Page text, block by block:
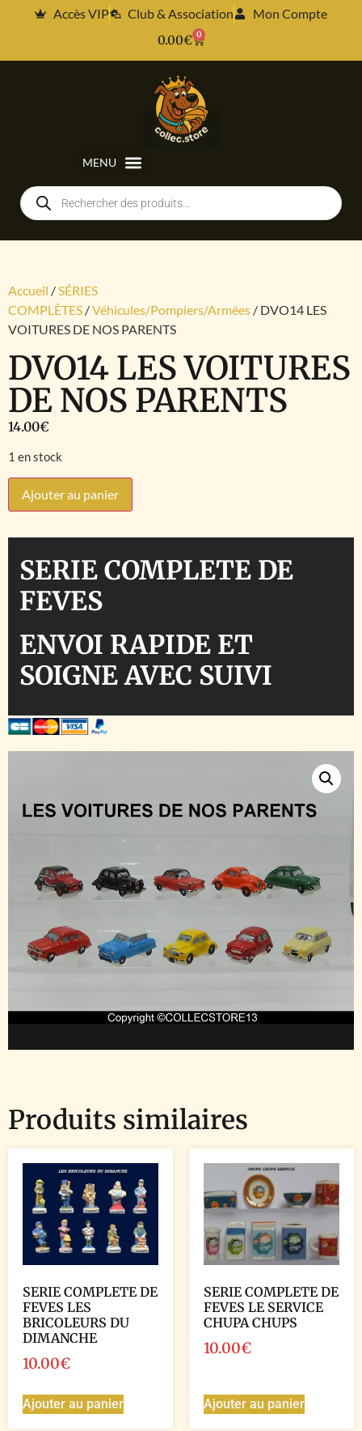
Accès VIP Club & Association
Mon Compte
0.00€ 0
Accueil /SÉRIES
COMPLÈTES /Véhicules/Pompiers/Armées / DVO14 LES
VOITURES DE NOS PARENTS
DVO14 LES VOITURES
DE NOS PARENTS
14.00€
1 en stock
Ajouter au panier
SERIE COMPLETE DE
FEVES
ENVOI RAPIDE ET
SOIGNE AVEC SUIVI
Produits similaires
SERIE COMPLETE DE
FEVES LES
BRICOLEURS DU
DIMANCHE
10.00€
Ajouter au panier
SERIE COMPLETE DE
FEVES LE SERVICE
CHUPA CHUPS
10.00€
Ajouter au panier